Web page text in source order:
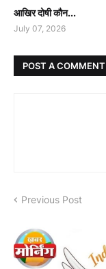
आखिर दोषी कौन...
July 07, 2026
POST A COMMENT
Previous Post